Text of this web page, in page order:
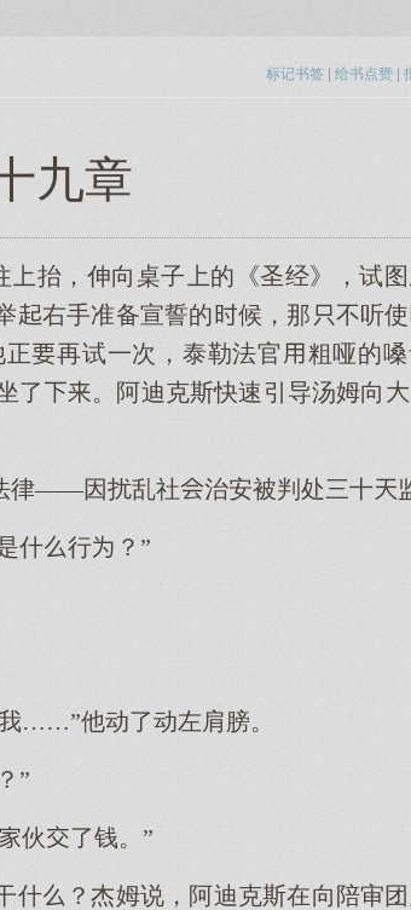
标记书签 | 给书点赞 |
九章
抬，伸向桌子的《圣经》，试
右手准备宣誓的候，那不听使
再试一次，泰勒法官粗哑的嗓
了。阿迪克斯快速引导汤姆向
律——因扰乱社治安被判处三十
什行？”
……”他动了动左肩膀。
”
伙了钱。”
？杰姆说，阿迪克斯在向陪审团